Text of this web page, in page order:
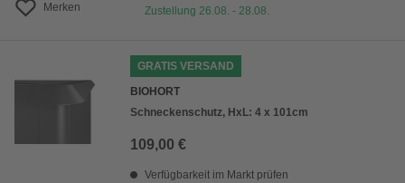
Merken
Zustellung 26.08. - 28.08.
GRATIS VERSAND
BIOHORT
Schneckenschutz, HxL: 4 x 101cm
109,00 €
Verfügbarkeit im Markt prüfen